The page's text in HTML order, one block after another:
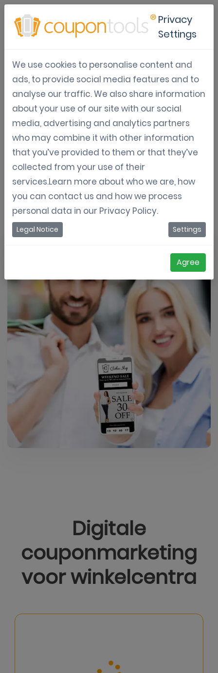
Mobiele
Marketingoplossingen voor
Winkelcentra
Het toonaangevende Marketing Platform voor
Winkelcentra. Als je denkt dat het lanceren van
digitale campagnesmoeilijk is, heb je
Coupontools nog niet geprobeerd.
Registreer voor een proefversie
Digitale
couponmarketing
voor winkelcentra
Privacy
Settings
We use cookies to personalise content and
ads, to provide social media features and to
analyse our traffic. We also share information
about your use of our site with our social
media, advertising and analytics partners
who may combine it with other information
that you’ve provided to them or that they’ve
collected from your use of their
services.Learn more about who we are, how
you can contact us and how we process
personal data in our Privacy Policy.
Legal Notice Settings
Agree